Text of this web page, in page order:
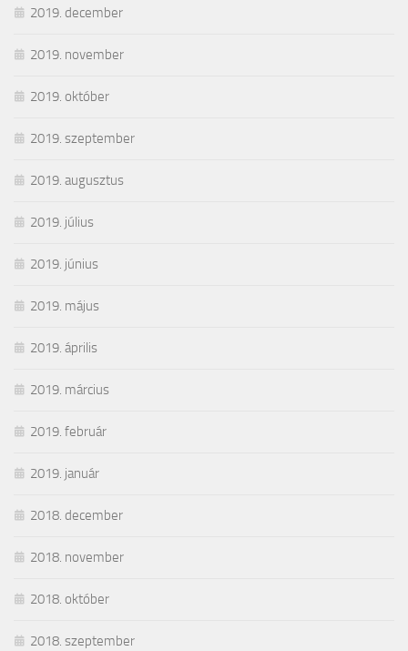
2019. december
2019. november
2019. október
2019. szeptember
2019. augusztus
2019. július
2019. június
2019. május
2019. április
2019. március
2019. február
2019. január
2018. december
2018. november
2018. október
2018. szeptember